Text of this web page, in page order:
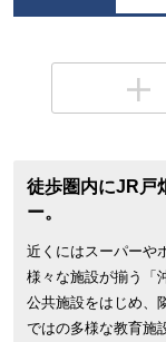
徒歩圏内にJR戸
ー。
近くにはスーパーや
様々な施設が揃う「
公共施設をはじめ、
ではの多様な教育施